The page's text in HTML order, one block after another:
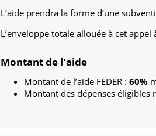
L’aide prendra la forme d’une
L’enveloppe totale allouée à cet
Montant de l'aide
Montant de l’aide FEDER : 60%
Montant des dépenses éligibles